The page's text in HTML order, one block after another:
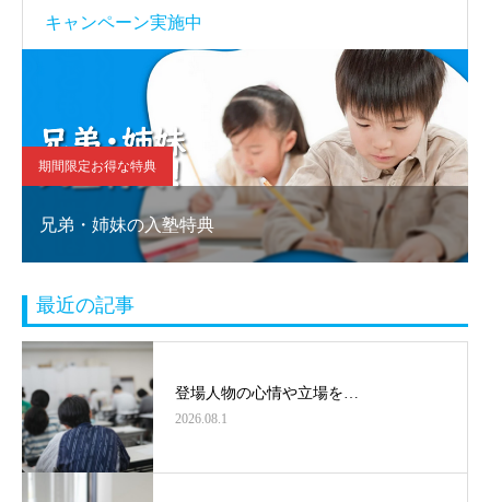
キャンペーン実施中
期間限定お得な特典
兄弟・姉妹の入塾特典
最近の記事
登場人物の心情や立場を…
2026.08.1